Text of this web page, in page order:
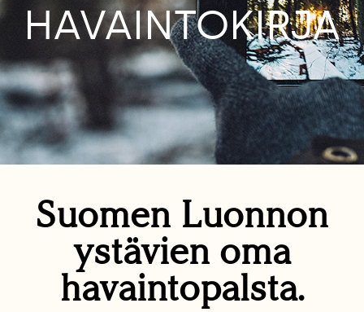
HAVAINTOKIRJA
Suomen Luonnon
ystävien oma
havaintopalsta.